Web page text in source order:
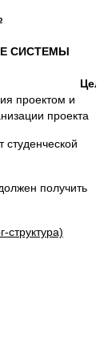
СИСТЕМЫ
проектом и
проекта
студенческой
получить
структура)